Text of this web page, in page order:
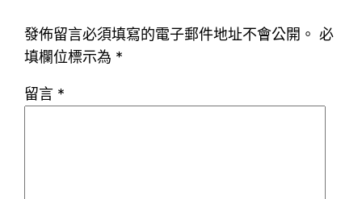
發佈留言必須填寫的電子郵件地址不會公開。 必
填欄位標示為 *
留言 *